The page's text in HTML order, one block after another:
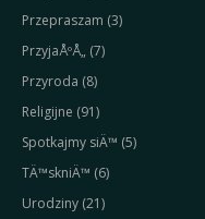
Przepraszam (3)
PrzyjaÅºÅ„ (7)
Przyroda (8)
Religijne (91)
Spotkajmy siÄ™ (5)
TÄ™skniÄ™ (6)
Urodziny (21)